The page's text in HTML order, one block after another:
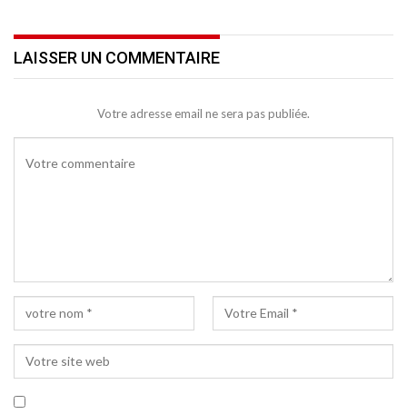
LAISSER UN COMMENTAIRE
Votre adresse email ne sera pas publiée.